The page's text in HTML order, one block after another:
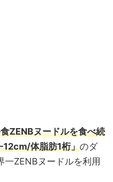
ZENBヌードルを食べ続
12cm/体脂肪1桁」のダ
一ZENBヌードルを利用